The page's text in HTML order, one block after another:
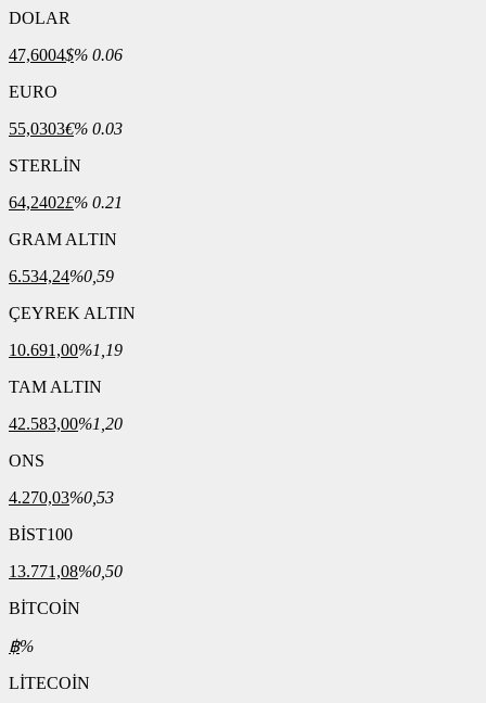
DOLAR
47,6004$% 0.06
EURO
55,0303€% 0.03
STERLİN
64,2402£% 0.21
GRAM ALTIN
6.534,24%0,59
ÇEYREK ALTIN
10.691,00%1,19
TAM ALTIN
42.583,00%1,20
ONS
4.270,03%0,53
BİST100
13.771,08%0,50
BİTCOİN
฿%
LİTECOİN